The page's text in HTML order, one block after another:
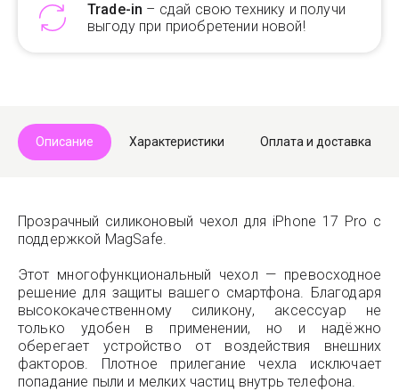
Trade-in – сдай свою технику и получи
выгоду при приобретении новой!
Описание Характеристики Оплата и доставка
Прозрачный силиконовый чехол для iPhone 17 Pro с
поддержкой MagSafe.
Этот многофункциональный чехол — превосходное
решение для защиты вашего смартфона. Благодаря
высококачественному силикону, аксессуар не
только удобен в применении, но и надёжно
оберегает устройство от воздействия внешних
факторов. Плотное прилегание чехла исключает
попадание пыли и мелких частиц внутрь телефона.